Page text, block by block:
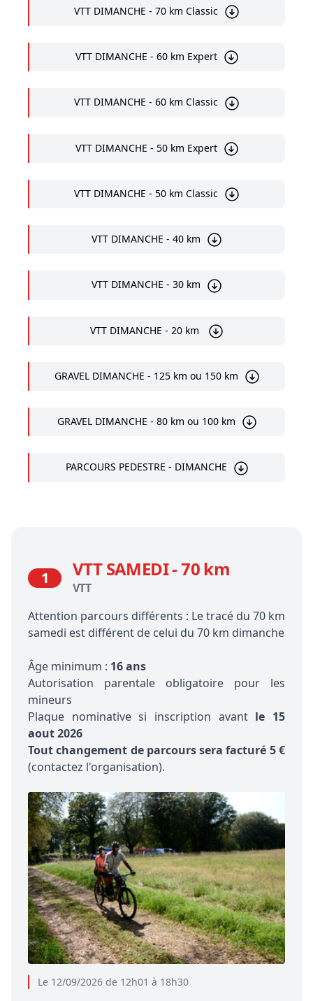
VTT DIMANCHE - 70 km Classic
VTT DIMANCHE - 60 km Expert
VTT DIMANCHE - 60 km Classic
VTT DIMANCHE - 50 km Expert
VTT DIMANCHE - 50 km Classic
VTT DIMANCHE - 40 km
VTT DIMANCHE - 30 km
VTT DIMANCHE - 20 km
GRAVEL DIMANCHE - 125 km ou 150 km
GRAVEL DIMANCHE - 80 km ou 100 km
PARCOURS PEDESTRE - DIMANCHE
Le 12/09/2026 de 12h01 à 18h30
1 VTT SAMEDI - 70 km
VTT
Attention parcours différents : Le tracé du 70 km
samedi est différent de celui du 70 km dimanche
Âge minimum : 16 ans
Autorisation parentale obligatoire pour les
mineurs
Plaque nominative si inscription avantle 15
aout 2026
Tout changement de parcours sera facturé 5 €
(contactez l'organisation).